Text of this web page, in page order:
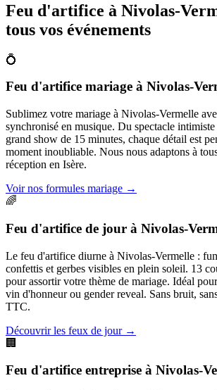
Feu d'artifice à Nivolas-
tous vos événements
💍
Feu d'artifice mariage à Nivolas-
Sublimez votre mariage à Nivolas-Vermelle
synchronisé en musique. Du spectacle
grand show de 15 minutes, chaque détail est
moment inoubliable. Nous nous adaptons à
réception en Isère.
Voir nos formules mariage →
🌈
Feu d'artifice de jour à Nivolas-
Le feu d'artifice diurne à Nivolas-Vermelle :
confettis et gerbes visibles en plein soleil. 13
pour assortir votre thème de mariage. Idéal
vin d'honneur ou gender reveal. Sans bruit,
TTC.
Découvrir les feux de jour→
🏢
Feu d'artifice entreprise à Nivolas-